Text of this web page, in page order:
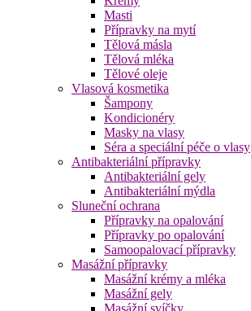
Masti
Přípravky na mytí
Tělová másla
Tělová mléka
Tělové oleje
Vlasová kosmetika
Šampony
Kondicionéry
Masky na vlasy
Séra a speciální péče o vlasy
Antibakteriální přípravky
Antibakteriální gely
Antibakteriální mýdla
Sluneční ochrana
Přípravky na opalování
Přípravky po opalování
Samoopalovací přípravky
Masážní přípravky
Masážní krémy a mléka
Masážní gely